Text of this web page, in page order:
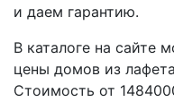
и даем гарантию.
В каталоге на сайте
цены домов из
Стоимость от